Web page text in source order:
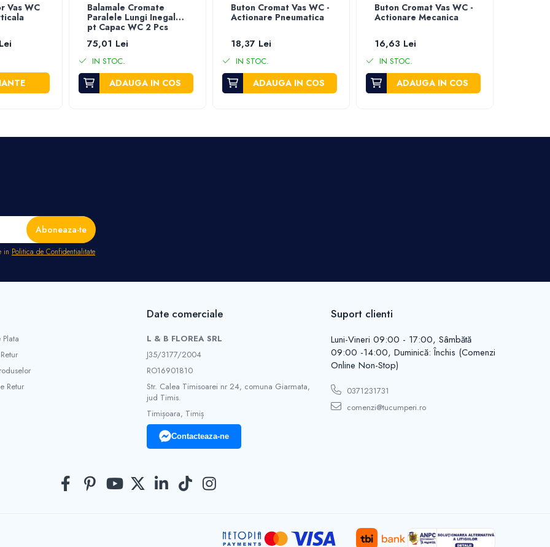
Vas WC
Balamale Cromate
Paralele Lungi Inegale
pt Capac WC 2 Pcs
75,01 Lei
IN STOC.
ADAUGA IN COS
Buton Cromat Vas WC -
Actionare Pneumatica
18,37 Lei
IN STOC.
ADAUGA IN COS
Buton Cromat Vas WC -
Actionare Mecanica
16,63 Lei
IN STOC.
ADAUGA IN COS
in Politica de Confidentialitate
Retur
Date comerciale
L & B FLOREA SRL
J35/3177/2004
RO16901810
Str. Calea Timisoarei nr 24, comuna Giarmata,
jud Timis.
Timișoara, Timiș
Contacteaza-ne
Suport clienti
Luni-Vineri 09:00 - 17:00, Sâmbătă
09:00 -14:00, Duminică: Închis (Comenzi
Online Non-Stop)
0371231731
comenzi@tucumperi.ro